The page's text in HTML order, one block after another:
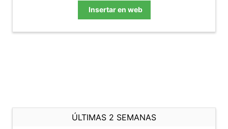
Insertar en web
ÚLTIMAS 2 SEMANAS